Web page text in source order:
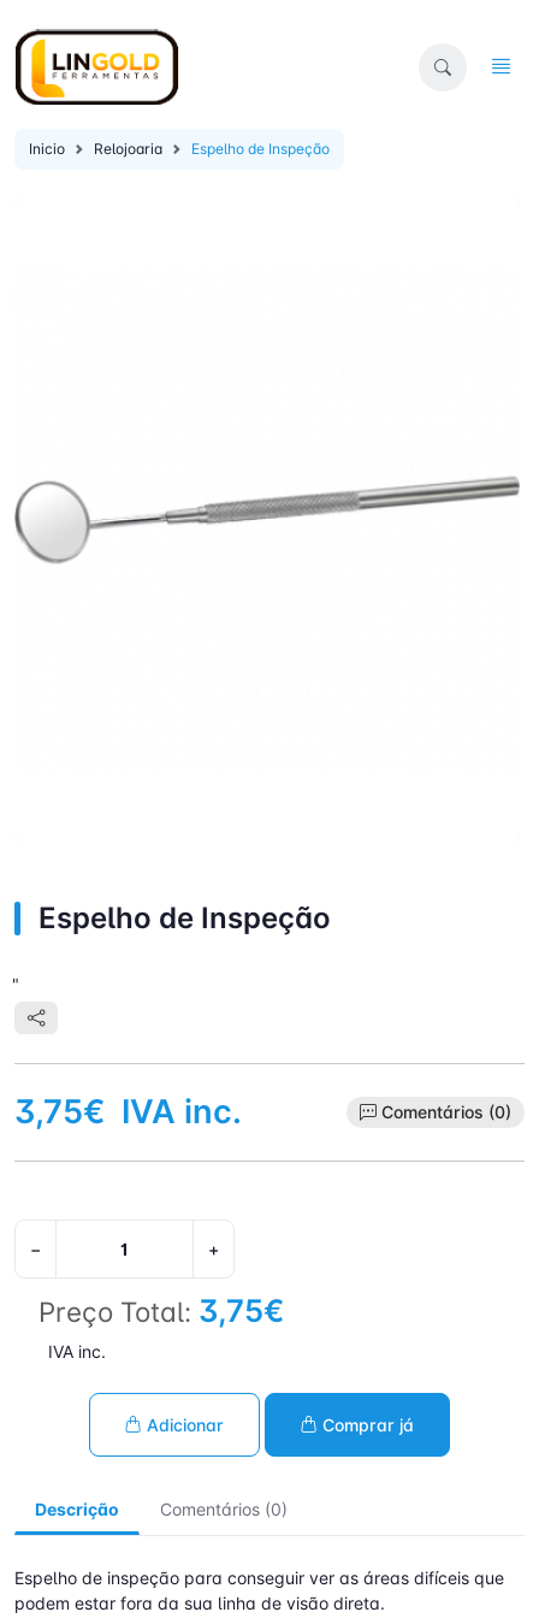
Inicio Relojoaria Espelho de Inspeção
Espelho de Inspeção
"
3,75€ IVA inc. Comentários (0)
− +
Preço Total: 3,75€
IVA inc.
Adicionar Comprar já
Descrição Comentários (0)
Espelho de inspeção para conseguir ver as áreas difíceis que
podem estar fora da sua linha de visão direta.